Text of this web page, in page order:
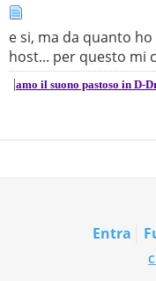
e si, ma da quanto
host... per questo mi
|amo il suono pastoso in D-
Entra